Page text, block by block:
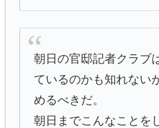
朝日の官邸記者クラブ
ているのかも知れない
めるべきだ。
朝日までこんなことを